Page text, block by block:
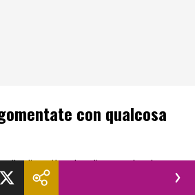
con qualcosa
ribadito più volte di non voler dare
insulti
, anche se ha ammesso che